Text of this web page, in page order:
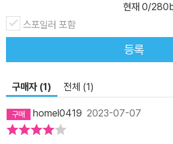
현재 0/
스포일러 포함
등록
구매자 (1) 전체 (1)
homel0419 2023-07-07